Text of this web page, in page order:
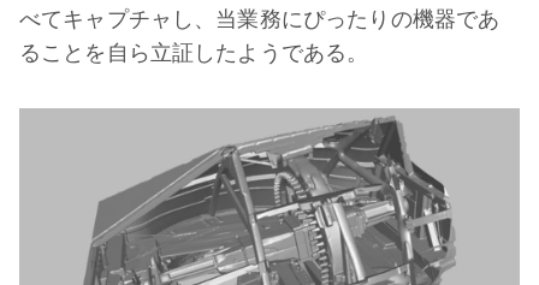
べてキャプチャし、当業務にぴったりの機器であ
ることを自ら立証したようである。